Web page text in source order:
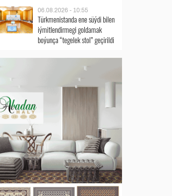
06.08.2026 - 10:55
Türkmenistanda ene süýdi bilen
iýmitlendirmegi goldamak
boýunça “tegelek stol” geçirildi